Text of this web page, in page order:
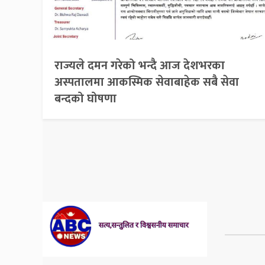
राज्यले दमन गरेको भन्दै आज देशभरका
अस्पतालमा आकस्मिक सेवाबाहेक सबै सेवा
बन्दको घोषणा